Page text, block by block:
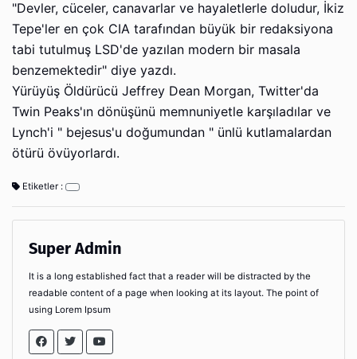
"Devler, cüceler, canavarlar ve hayaletlerle doludur, İkiz
Tepe'ler en çok CIA tarafından büyük bir redaksiyona
tabi tutulmuş LSD'de yazılan modern bir masala
benzemektedir" diye yazdı.
Yürüyüş Öldürücü Jeffrey Dean Morgan, Twitter'da
Twin Peaks'ın dönüşünü memnuniyetle karşıladılar ve
Lynch'i " bejesus'u doğumundan " ünlü kutlamalardan
ötürü övüyorlardı.
Etiketler :
Super Admin
It is a long established fact that a reader will be distracted by the
readable content of a page when looking at its layout. The point of
using Lorem Ipsum